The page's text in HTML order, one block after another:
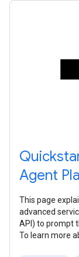
Agent
This page
advanced
API) to prompt
To learn more